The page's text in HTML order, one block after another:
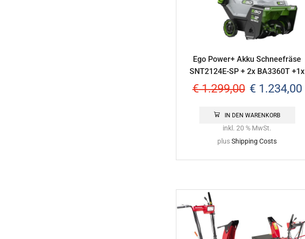
Ego Power+ Akku Schneefräse
SNT2124E-SP + 2x BA3360T +1x
CH5500E
€1.299,00 €1.234,00
IN DEN WARENKORB
inkl. 20 % MwSt.
plusShipping Costs